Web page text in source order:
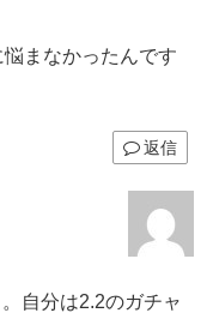
まなかったんです
返信
自分は2.2のガチャ